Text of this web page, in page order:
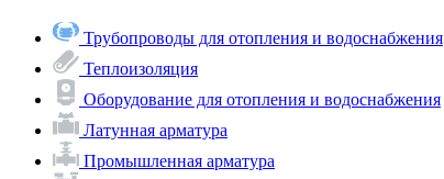
Трубопроводы для отопления и водоснабжения
Теплоизоляция
Оборудование для отопления и водоснабжения
Латунная арматура
Промышленная арматура